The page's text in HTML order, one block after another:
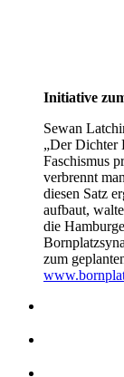
Initiative
Sewan
„Der Dichter
Faschismus
verbrennt
diesen Satz
aufbaut,
die
zum